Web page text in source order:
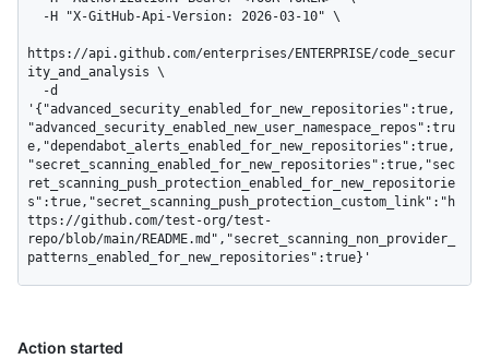
https://api.github.com/enterprises/ENTERPRISE/code_secur
ity_and_analysis \
'{"advanced_security_enabled_for_new_repositories":true,
"advanced_security_enabled_new_user_namespace_repos":tru
e,"dependabot_alerts_enabled_for_new_repositories":true,
"secret_scanning_enabled_for_new_repositories":true,"sec
ret_scanning_push_protection_enabled_for_new_repositorie
s":true,"secret_scanning_push_protection_custom_link":"h
ttps://github.com/test-org/test-
repo/blob/main/README.md","secret_scanning_non_provider_
patterns_enabled_for_new_repositories":true}'
Action started